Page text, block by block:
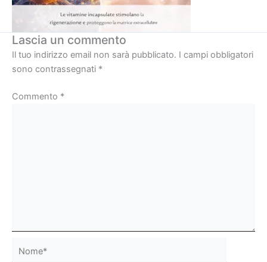
Lascia un commento
Il tuo indirizzo email non sarà pubblicato. I campi obbligatori
sono contrassegnati *
Commento *